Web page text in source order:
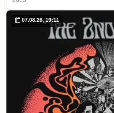
07.08.26, 19:11